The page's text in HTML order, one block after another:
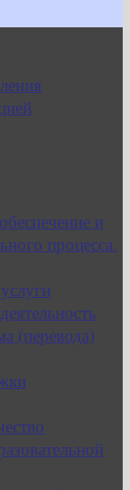
и
процесса.
(перевода)